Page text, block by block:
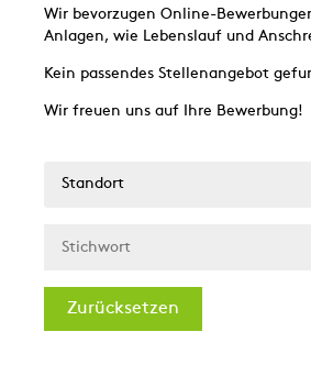
Wir bevorzugen Online-
Anlagen, wie Lebenslauf und
Kein passendes Stellenangebot
Wir freuen uns auf Ihre Bewerbung!
Standort
Zurücksetzen